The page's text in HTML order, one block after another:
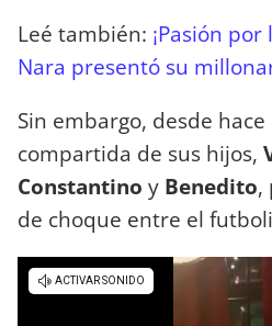
Leé también: ¡Pasión
Nara presentó su
Sin embargo, desde
compartida de sus hijos,
Constantino y Benedito,
de choque entre el